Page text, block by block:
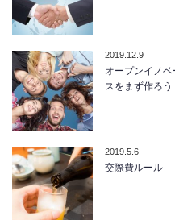
2019.12.9
オープンイノ
スをまず作ろう
2019.5.6
交際費ルール